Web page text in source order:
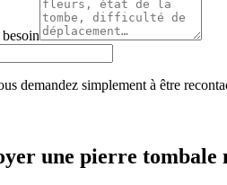
demandez simplement à être
une pierre tombale